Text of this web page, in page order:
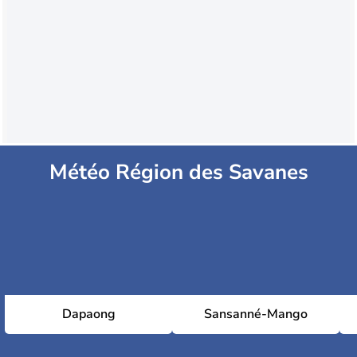
Météo Région des Savanes
Dapaong Sansanné-Mango